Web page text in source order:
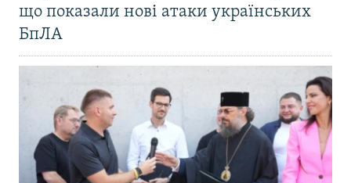
що показали нові атаки українських
БпЛА